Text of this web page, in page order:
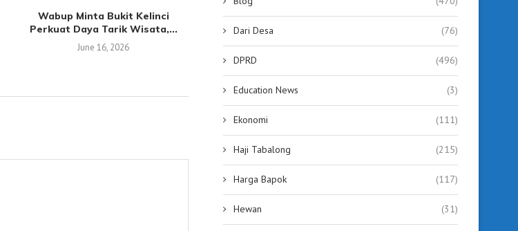
Wabup Minta Bukit Kelinci
Perkuat Daya Tarik Wisata,...
June 16, 2026
Tabalong Unjuk Gigi pada Hari
Tari Dunia, Jadi...
May 4, 2026
Air Mancur Taman Giat
Segera Beroperasi,
April 8, 2026
Dari Desa (76)
DPRD (496)
Education News (3)
Ekonomi (111)
Haji Tabalong (215)
Harga Bapok (117)
Hewan (31)